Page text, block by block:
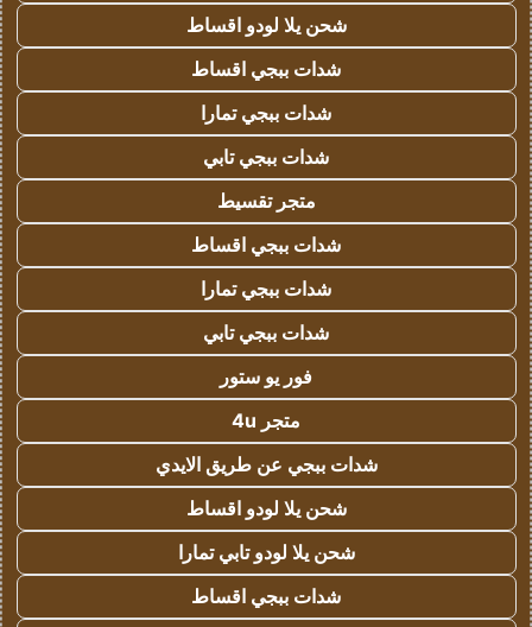
شحن يلا لودو اقساط
شدات ببجي اقساط
شدات ببجي تمارا
شدات ببجي تابي
متجر تقسيط
شدات ببجي اقساط
شدات ببجي تمارا
شدات ببجي تابي
فور يو ستور
متجر 4u
شدات ببجي عن طريق الايدي
شحن يلا لودو اقساط
شحن يلا لودو تابي تمارا
شدات ببجي اقساط